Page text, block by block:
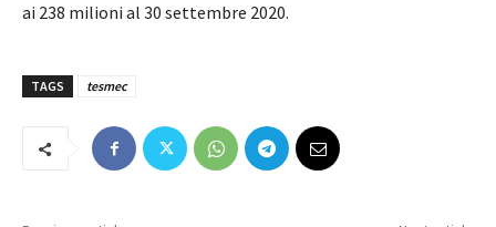
ai 238 milioni al 30 settembre 2020.
TAGS tesmec